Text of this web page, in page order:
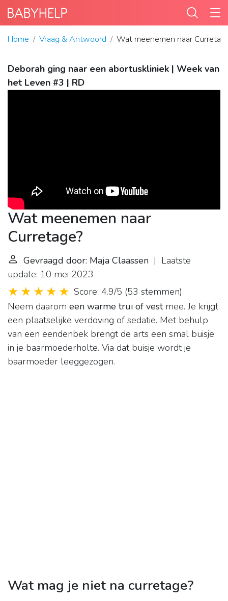
Home Vraag & Antwoord Wat meenemen naar
Deborah ging naar een abortuskliniek | Week van
het Leven #3 | RD
Wat meenemen naar
Curretage?
Gevraagd door: Maja Claassen | Laatste
update: 10 mei 2023
Score: 4.9/5 (53 stemmen)
Neem daarom een warme trui of vestmee. Je krijgt
een plaatselijke verdoving of sedatie. Met behulp
van een eendenbek brengt de arts een smal buisje
in je baarmoederholte. Via dat buisje wordt je
baarmoeder leeggezogen.
Wat mag je niet na curretage?